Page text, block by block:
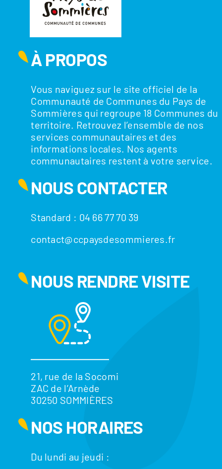
À PROPOS
Vous naviguez sur le site officiel de la
Communauté de Communes du Pays de
Sommières qui regroupe 18 Communes du
territoire. Retrouvez l’ensemble de nos
services communautaires et des
informations locales. Nos agents
communautaires restent à votre service.
NOUS CONTACTER
Standard : 04 66 77 70 39
contact@ccpaysdesommieres.fr
NOUS RENDRE VISITE
21, rue de la Socomi
ZAC de l’Arnède
30250 SOMMIÈRES
NOS HORAIRES
Du lundi au jeudi :